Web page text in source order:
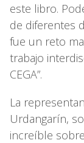
este libro.
de diferentes
fue un reto
trabajo
CEGA”.
La
Urdangarín,
increíble